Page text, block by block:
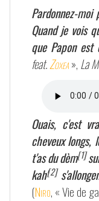
Pardonnez-
Quand je vois
que Papon est
feat.Zoxea», La
Ouais, c'est
cheveux
t'as du dèm[1]
kah'[2]
(Niro, « Vie de